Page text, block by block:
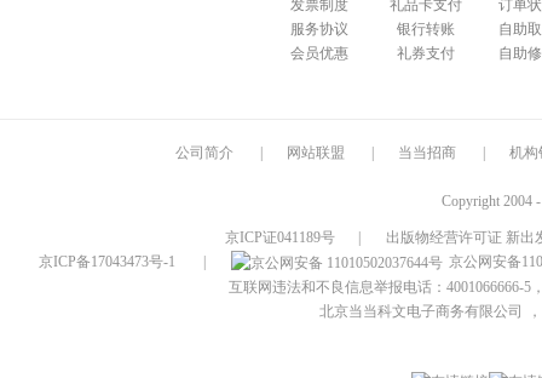
发票制度
服务协议
会员优惠
礼品卡支付
银行转账
礼券支付
订单
自助
自助
公司简介 网站联盟 当当招商 机构
Copyright 2004
京ICP证041189号
出版物经营许可证 新出
京ICP备17043473号-1
京公网安备
互联网违法和不良信息举报电话：4001066666-5
北京当当科文电子商务有限公司